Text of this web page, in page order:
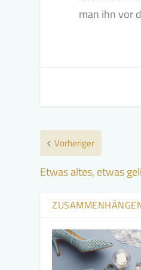
man ihn vor
Vorheriger
Etwas altes, etwas